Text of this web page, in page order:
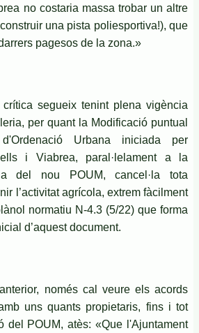
no costaria massa trobar un altre
una pista poliesportiva!), que
pagesos de la zona.»
segueix tenint plena vigència
per quant la Modificació puntual
Urbana iniciada per
i Viabrea, paral·lelament a la
del nou POUM, cancel·la tota
l’activitat agrícola, extrem fàcilment
normatiu N-4.3 (5/22) que forma
d’aquest document.
només cal veure els acords
uns quants propietaris, fins i tot
del POUM, atès: «Que l'Ajuntament